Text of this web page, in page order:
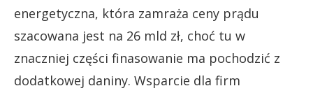
energetyczna, która zamraża ceny prądu
szacowana jest na 26 mld zł, choć tu w
znaczniej części finasowanie ma pochodzić z
dodatkowej daniny. Wsparcie dla firm